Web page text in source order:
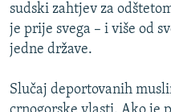
DNEVNO@RSE
SPECIJALI RSE
GENOCID U SREBRENICI
PRATITE NAS
sudski zahtjev za
je prije svega – i više od
jedne države.
Slučaj deportovanih